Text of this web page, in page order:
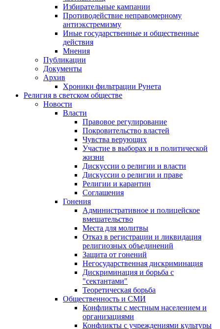
Избирательные кампании
Противодействие неправомерному
антиэкстремизму
Иные государственные и общественные
действия
Мнения
Публикации
Документы
Архив
Хроники фильтрации Рунета
Религия в светском обществе
Новости
Власти
Правовое регулирование
Покровительство властей
Чувства верующих
Участие в выборах и в политической
жизни
Дискуссии о религии и власти
Дискуссии о религии и праве
Религии и карантин
Соглашения
Гонения
Административное и полицейское
вмешательство
Места для молитвы
Отказ в регистрации и ликвидация
религиозных объединений
Защита от гонений
Негосударственная дискриминация
Дискриминация и борьба с
"сектантами"
Теоретическая борьба
Общественность и СМИ
Конфликты с местным населением и
организациями
Конфликты с учреждениями культуры